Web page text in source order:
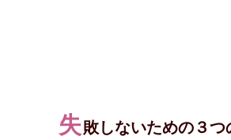
失敗しないための３つ